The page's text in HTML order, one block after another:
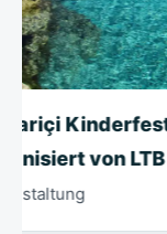
Kinderfestival
von LTB